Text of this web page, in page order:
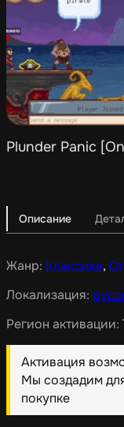
Plunder Panic
Описание
Жанр: Классика,
Локализация:
Регион активации:
Активация
Мы создадим
покупке